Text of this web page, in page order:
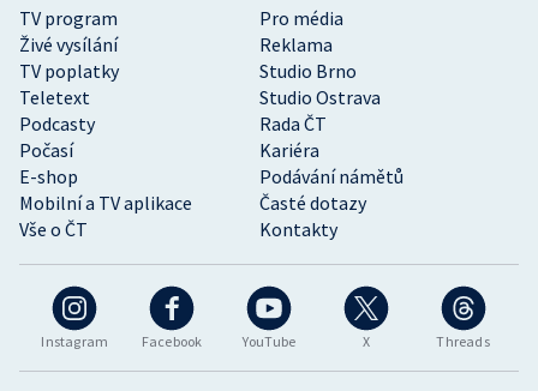
Instagram Facebook YouTube X Threads
TV program
Pro média
Živé vysílání
Reklama
TV poplatky
Studio Brno
Teletext
Studio Ostrava
Podcasty
Rada ČT
Počasí
Kariéra
E-shop
Podávání námětů
Mobilní a TV aplikace
Časté dotazy
Vše o ČT
Kontakty